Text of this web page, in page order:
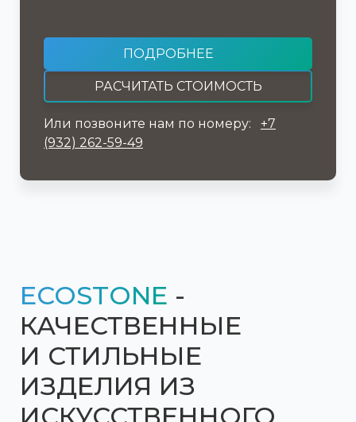
ПОДРОБНЕЕ
РАСЧИТАТЬ СТОИМОСТЬ
Или позвоните нам по номеру: +7
(932) 262-59-49
ECOSTONE -
КАЧЕСТВЕННЫЕ
И СТИЛЬНЫЕ
ИЗДЕЛИЯ ИЗ